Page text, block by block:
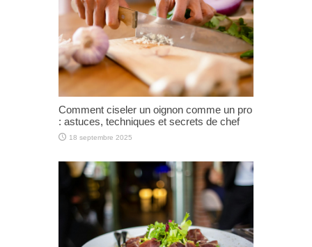
Comment ciseler un oignon comme un pro
: astuces, techniques et secrets de chef
18 septembre 2025